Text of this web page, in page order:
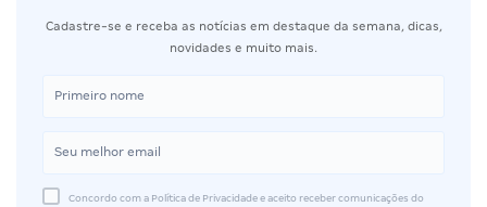
Cadastre-se e receba as notícias em destaque da semana, dicas,
novidades e muito mais.
Concordo com a Política de Privacidade e aceito receber comunicações do